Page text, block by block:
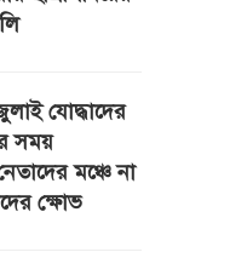
যোদ্ধাদের
সময়
মঞ্চে না
ক্ষোভ